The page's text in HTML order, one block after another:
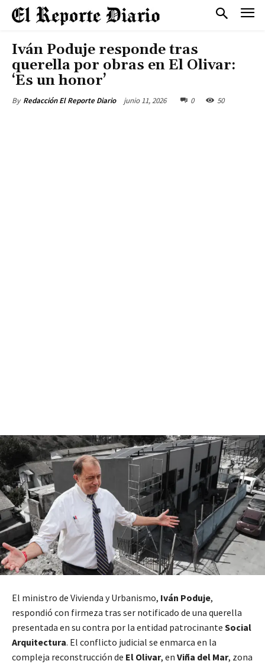
Iván Poduje responde tras
querella por obras en El Olivar:
‘Es un honor’
By Redacción El Reporte Diario junio 11, 2026 0 50
El ministro de Vivienda y Urbanismo, Iván Poduje,
respondió con firmeza tras ser notificado de una querella
presentada en su contra por la entidad patrocinante Social
Arquitectura. El conflicto judicial se enmarca en la
compleja reconstrucción de El Olivar, en Viña del Mar, zona